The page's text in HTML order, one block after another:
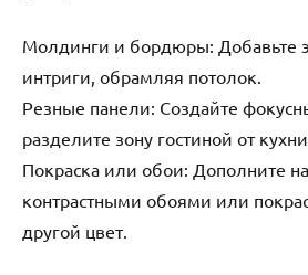
Молдинги и бордюры: Добавьте
интриги, обрамляя потолок.
Резные панели: Создайте
разделите зону гостиной от кухни.
Покраска или обои: Дополните
контрастными обоями или
другой цвет.